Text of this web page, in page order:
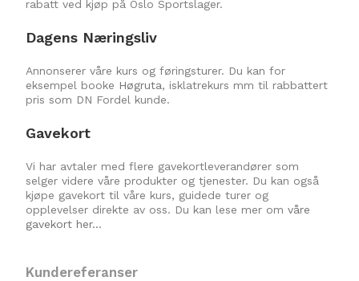
rabatt ved kjøp på Oslo Sportslager.
Dagens Næringsliv
Annonserer våre kurs og føringsturer. Du kan for
eksempel booke Høgruta, isklatrekurs mm til rabbattert
pris som DN Fordel kunde.
Gavekort
Vi har avtaler med flere gavekortleverandører som
selger videre våre produkter og tjenester. Du kan også
kjøpe gavekort til våre kurs, guidede turer og
opplevelser direkte av oss. Du kan lese mer omvåre
gavekort her…
Kundereferanser